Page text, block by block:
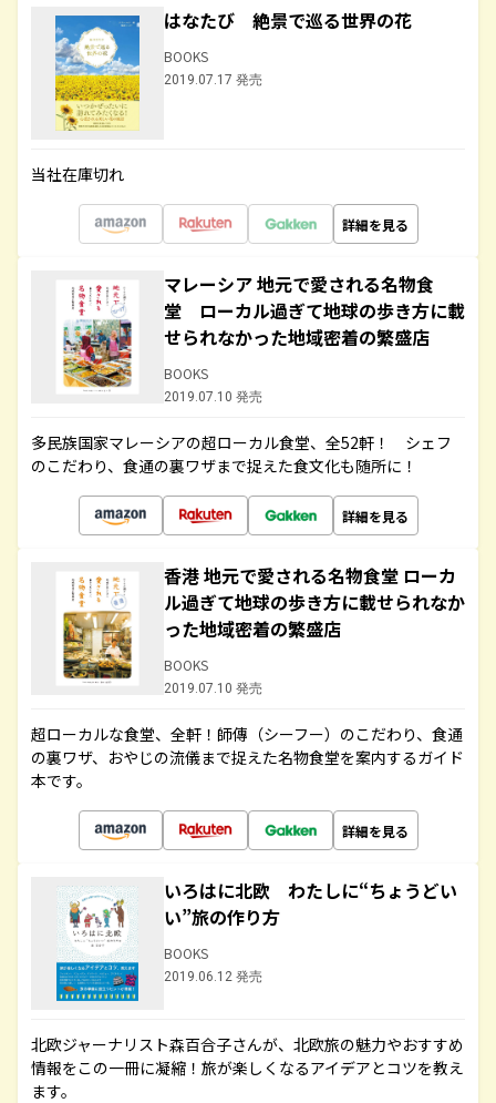
はなたび 絶景で巡る世界の花
BOOKS
2019.07.17 発売
当社在庫切れ
詳細を見る
マレーシア 地元で愛される名物食
堂 ローカル過ぎて地球の歩き方に載
せられなかった地域密着の繁盛店
BOOKS
2019.07.10 発売
多民族国家マレーシアの超ローカル食堂、全52軒！ シェフ
のこだわり、食通の裏ワザまで捉えた食文化も随所に！
詳細を見る
香港 地元で愛される名物食堂 ローカ
ル過ぎて地球の歩き方に載せられなか
った地域密着の繁盛店
BOOKS
2019.07.10 発売
超ローカルな食堂、全軒！師傳（シーフー）のこだわり、食通
の裏ワザ、おやじの流儀まで捉えた名物食堂を案内するガイド
本です。
詳細を見る
いろはに北欧 わたしに“ちょうどい
い”旅の作り方
BOOKS
2019.06.12 発売
北欧ジャーナリスト森百合子さんが、北欧旅の魅力やおすすめ
情報をこの一冊に凝縮！旅が楽しくなるアイデアとコツを教え
ます。